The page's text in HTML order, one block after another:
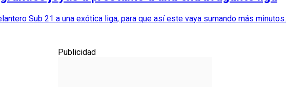
Sub 21 a una exótica liga, para que así este vaya sumando más minutos.
Publicidad